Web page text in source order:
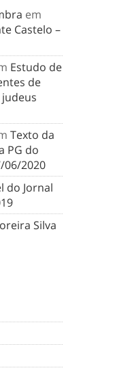
em
Castelo –
Estudo de
de
Texto da
PG do
06/2020
do Jornal
Silva